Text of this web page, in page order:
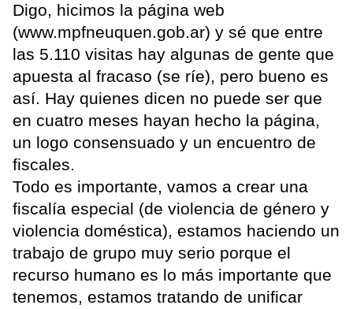
Digo, hicimos la página web
(www.mpfneuquen.gob.ar) y sé que entre
las 5.110 visitas hay algunas de gente que
apuesta al fracaso (se ríe), pero bueno es
así. Hay quienes dicen no puede ser que
en cuatro meses hayan hecho la página,
un logo consensuado y un encuentro de
fiscales.
Todo es importante, vamos a crear una
fiscalía especial (de violencia de género y
violencia doméstica), estamos haciendo un
trabajo de grupo muy serio porque el
recurso humano es lo más importante que
tenemos, estamos tratando de unificar